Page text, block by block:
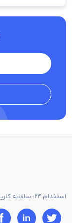
استخدام 24: سامانه کاریابی آنلاین با بیشترین تعداد آگهی استخدام در ایران